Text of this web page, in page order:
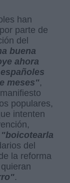
han
parte de
del
buena
ahora
meses",
populares,
intenten
"boicotearla
del
la reforma
.